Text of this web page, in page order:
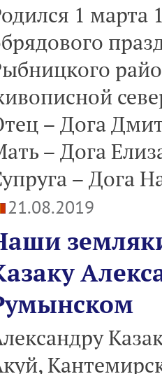
1 марта
– Дога
– Дога
– Дога
21.08.2019